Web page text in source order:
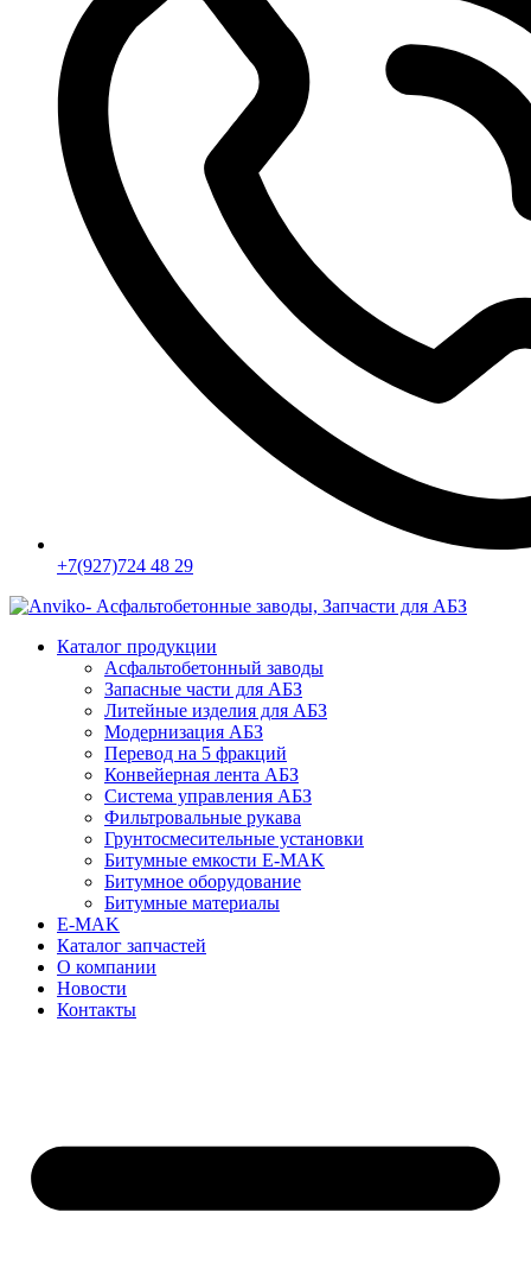
+7(927)724 48 29
Каталог продукции
Асфальтобетонный заводы
Запасные части для АБЗ
Литейные изделия для АБЗ
Модернизация АБЗ
Перевод на 5 фракций
Конвейерная лента АБЗ
Система управления АБЗ
Фильтровальные рукава
Грунтосмесительные установки
Битумные емкости E-MAK
Битумное оборудование
Битумные материалы
E-MAK
Каталог запчастей
О компании
Новости
Контакты